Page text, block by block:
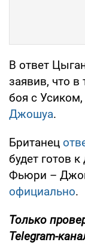
В ответ
заявив, что в
боя с Усиком,
Джошуа.
Британец
будет готов
Фьюри –
официально.
Только
Telegram-